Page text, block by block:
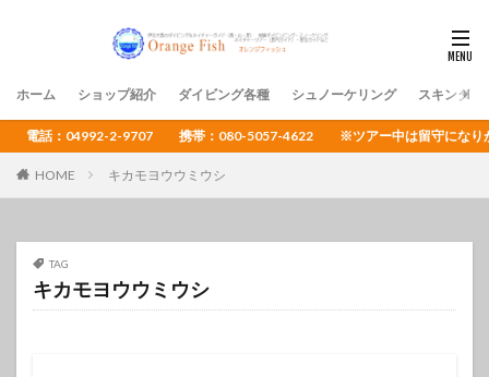
ホーム ショップ紹介 ダイビング各種 シュノーケリング スキンダイ
電話：04992-2-9707 携帯：080-5057-4622 ※ツアー中は留守になりがち
HOME キカモヨウウミウシ
TAG
キカモヨウウミウシ